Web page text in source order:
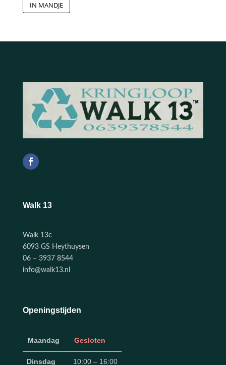
IN MANDJE
Walk 13
Walk 13c
6093 GS Heythuysen
06 – 3937 8544
info@walk13.nl
Openingstijden
Maandag Gesloten
Dinsdag 10:00 – 16:00